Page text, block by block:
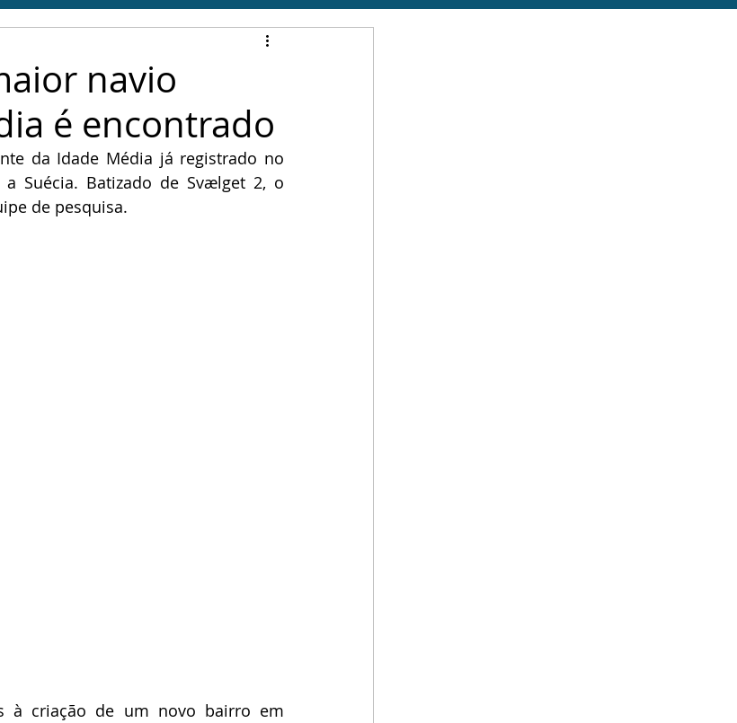
navio
é encontrado
da Idade Média já registrado no
Suécia. Batizado de Svælget 2, o
de pesquisa.
à criação de um novo bairro em